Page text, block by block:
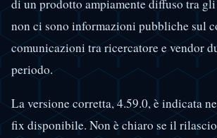
di un prodotto ampiamente diffuso tra
non ci sono informazioni pubbliche sul
comunicazioni tra ricercatore e vendor
periodo.
La versione corretta, 4.59.0, è indicata
fix disponibile. Non è chiaro se il